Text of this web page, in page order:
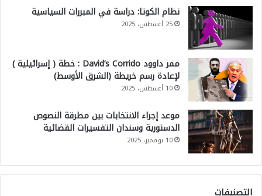
نظام الكوتا: دراسة في المبررات السياسية
25 أغسطس، 2025
ممر داوود David’s Corrido : خطة ( إسرائيلية )
لإعادة رسم خريطة (الشرق الأوسط)
10 أغسطس، 2025
موعد إجراء الانتخابات بين مطرقة النصوص
الدستورية وسندان التفسيرات القضائية
10 نوفمبر، 2025
التصنيفات